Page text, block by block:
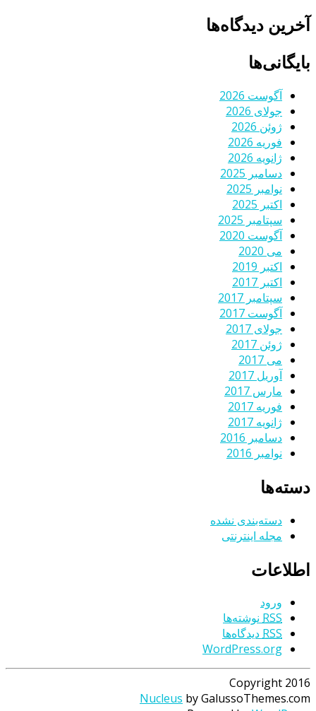
آخرین دیدگاه‌ها
بایگانی‌ها
آگوست 2026
جولای 2026
ژوئن 2026
فوریه 2026
ژانویه 2026
دسامبر 2025
نوامبر 2025
اکتبر 2025
سپتامبر 2025
آگوست 2020
می 2020
اکتبر 2019
اکتبر 2017
سپتامبر 2017
آگوست 2017
جولای 2017
ژوئن 2017
می 2017
آوریل 2017
مارس 2017
فوریه 2017
ژانویه 2017
دسامبر 2016
نوامبر 2016
دسته‌ها
دسته‌بندی نشده
مجله اینترنتی
اطلاعات
ورود
RSS نوشته‌ها
RSSدیدگاه‌ها
WordPress.org
Copyright 2016
Nucleus by GalussoThemes.com